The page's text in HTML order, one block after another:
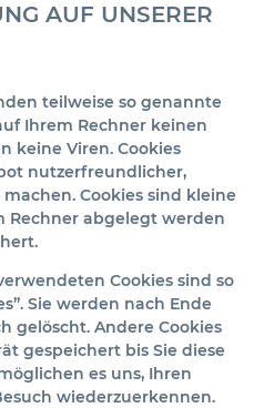
AUF UNSERER
teilweise so genannte
Ihrem Rechner keinen
keine Viren. Cookies
nutzerfreundlicher,
Cookies sind kleine
Rechner abgelegt werden
Cookies sind so
Sie werden nach Ende
gelöscht. Andere Cookies
gespeichert bis Sie diese
es uns, Ihren
wiederzuerkennen.